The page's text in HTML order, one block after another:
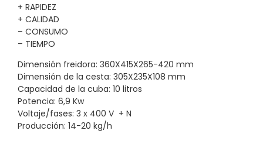
+ RAPIDEZ
+ CALIDAD
– CONSUMO
– TIEMPO
Dimensión freidora: 360X415X265-420 mm
Dimensión de la cesta: 305X235X108 mm
Capacidad de la cuba: 10 litros
Potencia: 6,9 Kw
Voltaje/fases: 3 x 400 V + N
Producción: 14-20 kg/h